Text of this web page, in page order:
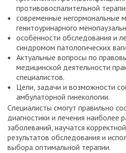
противовоспалительной
современные негормональные
генитоуринарного
особенности обследования и
синдромом патологических
Актуальные вопросы по
медицинской деятельности
специалистов.
Цели, задачи и возможности
амбулаторной гинекологии.
Специалисты смогут правильно
диагностики и лечения наиболее
заболеваний, научатся
результатов обследования и
выбора оптимальной терапии.